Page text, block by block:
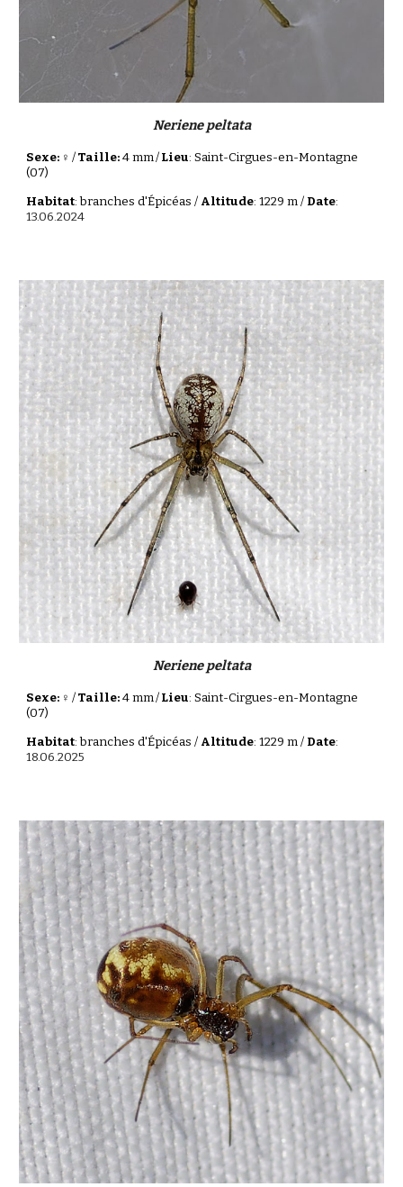
Neriene peltata
Sexe: ♀/Taille:4 mm/Lieu: Saint-Cirgues-en-Montagne
(07)
Habitat: branches d'Épicéas / Altitude: 1229 m / Date:
13.06.2024
Neriene peltata
Sexe: ♀/Taille:4 mm/Lieu: Saint-Cirgues-en-Montagne
(07)
Habitat: branches d'Épicéas / Altitude: 1229 m / Date:
18.06.2025